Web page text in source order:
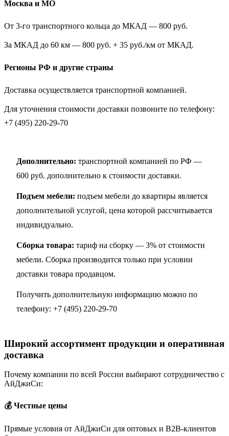
Москва и МО
От 3-го транспортного кольца до МКАД — 800 руб.
За МКАД до 60 км — 800 руб. + 35 руб./км от МКАД.
Регионы РФ и другие страны
Доставка осуществляется транспортной компанией.
Для уточнения стоимости доставки позвоните по телефону:
+7 (495) 220-29-70
Дополнительно: транспортной компанией по РФ —
600 руб. дополнительно к стоимости доставки.
Подъем мебели: подъем мебели до квартиры является
дополнительной услугой, цена которой рассчитывается
индивидуально.
Сборка товара: тариф на сборку — 3% от стоимости
мебели. Сборка производится только при условии
доставки товара продавцом.
Получить дополнительную информацию можно по
телефону: +7 (495) 220-29-70
Широкий ассортимент продукции и оперативная
доставка
Почему компании по всей России выбирают сотрудничество с
АйДжиСи:
💰 Честные цены
Прямые условия от АйДжиСи для оптовых и B2B-клиентов